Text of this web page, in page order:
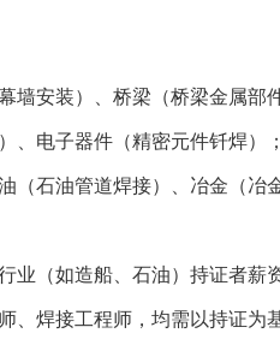
墙安装）、桥梁（桥梁金属部
、电子器件（精密元件钎焊）；
石油管道焊接）、冶金（冶
（如造船、石油）持证者薪资
焊接工程师，均需以持证为